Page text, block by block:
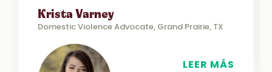
Krista Varney
Domestic Violence Advocate, Grand Prairie, TX
LEER MÁS